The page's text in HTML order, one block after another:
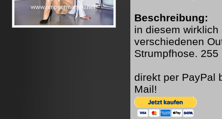
Beschreibung:
in diesem
verschiedenen
Strumpfhose.
direkt per PayPal
Mail!